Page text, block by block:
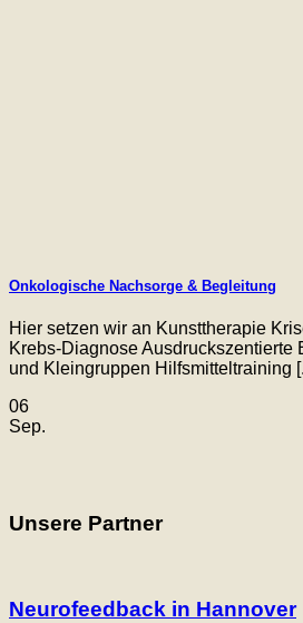
Onkologische Nachsorge & Begleitung
Hier setzen wir an Kunsttherapie
Krebs-Diagnose Ausdruckszentierte
und Kleingruppen Hilfsmitteltraining
06
Sep.
Unsere Partner
Neurofeedback in Hannover